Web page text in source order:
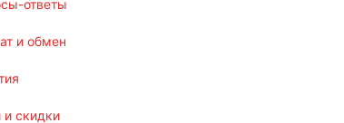
ответы
и обмен
и скидки